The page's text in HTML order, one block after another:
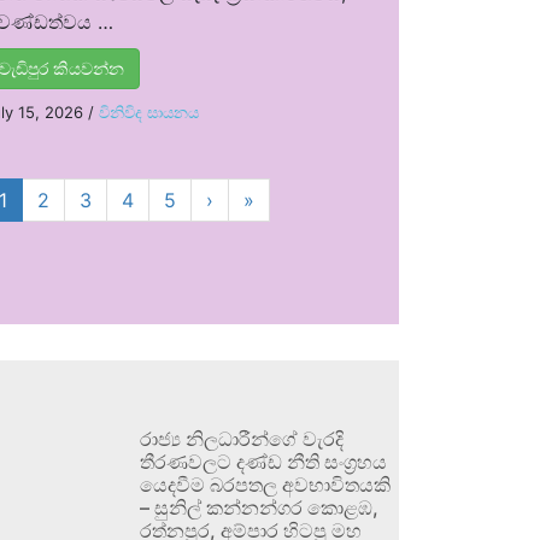
…
වැඩිපුර කියවන්න
15, 2026 / විනිවිද සායනය
1 2 3 4 5 › »
රාජ්‍ය නිලධාරීන්ගේ වැරදි
තීරණවලට දණ්ඩ නීති සංග්‍රහය
යෙදවීම බරපතල අවභාවිතයකි
– සුනිල් කන්නන්ගර කොළඹ,
රත්නපුර, අම්පාර හිටපු මහ